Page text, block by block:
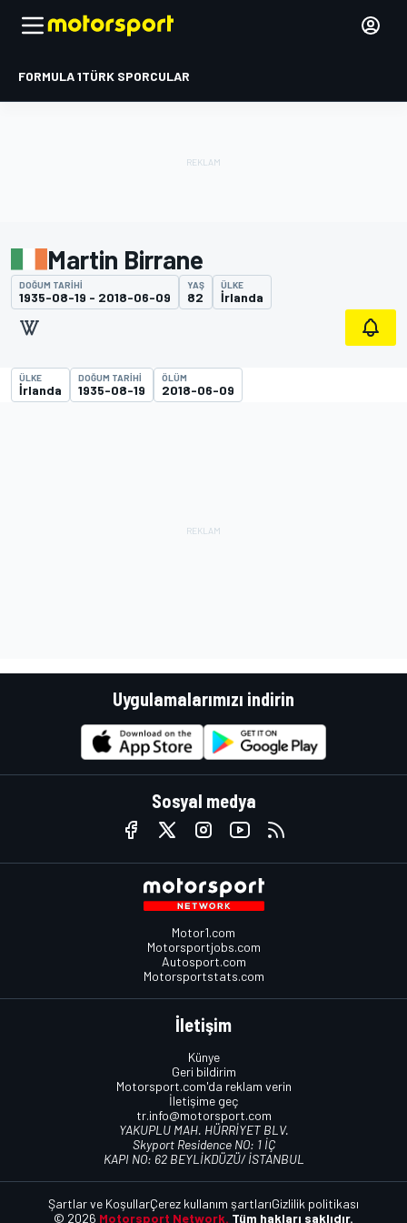
FORMULA 1TÜRK SPORCULAR
Martin Birrane
DOĞUM TARIHI
1935-08-19 - 2018-06-09
YAŞ
82
ÜLKE
İrlanda
ÜLKE
İrlanda
DOĞUM TARIHI
1935-08-19
ÖLÜM
2018-06-09
Uygulamalarımızı indirin
Sosyal medya
Motor1.com
Motorsportjobs.com
Autosport.com
Motorsportstats.com
İletişim
Künye
Geri bildirim
Motorsport.com'da reklam verin
İletişime geç
tr.info@motorsport.com
YAKUPLU MAH. HÜRRİYET BLV.
Skyport Residence NO: 1 İÇ
KAPI NO: 62 BEYLİKDÜZÜ/ İSTANBUL
© 2026 Motorsport Network. Tüm hakları saklıdır.
Şartlar ve KoşullarÇerez kullanım şartlarıGizlilik politikası